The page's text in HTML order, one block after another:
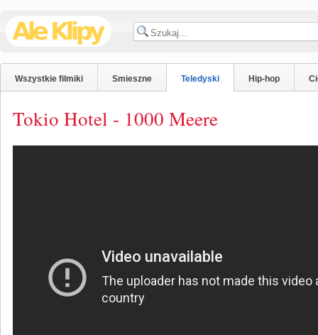
Wszystkie filmiki Smieszne Teledyski Hip-hop
Tokio Hotel - 1000 Meere